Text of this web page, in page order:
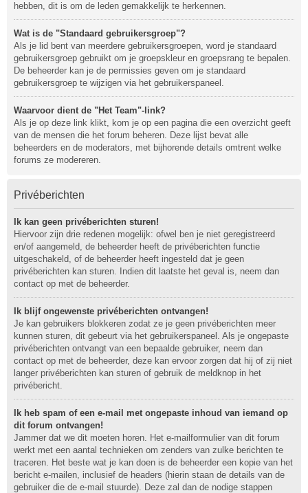
hebben, dit is om de leden gemakkelijk te herkennen.
Wat is de "Standaard gebruikersgroep"?
Als je lid bent van meerdere gebruikersgroepen, word je standaard
gebruikersgroep gebruikt om je groepskleur en groepsrang te bepalen.
De beheerder kan je de permissies geven om je standaard
gebruikersgroep te wijzigen via het gebruikerspaneel.
Waarvoor dient de "Het Team"-link?
Als je op deze link klikt, kom je op een pagina die een overzicht geeft
van de mensen die het forum beheren. Deze lijst bevat alle
beheerders en de moderators, met bijhorende details omtrent welke
forums ze modereren.
Privéberichten
Ik kan geen privéberichten sturen!
Hiervoor zijn drie redenen mogelijk: ofwel ben je niet geregistreerd
en/of aangemeld, de beheerder heeft de privéberichten functie
uitgeschakeld, of de beheerder heeft ingesteld dat je geen
privéberichten kan sturen. Indien dit laatste het geval is, neem dan
contact op met de beheerder.
Ik blijf ongewenste privéberichten ontvangen!
Je kan gebruikers blokkeren zodat ze je geen privéberichten meer
kunnen sturen, dit gebeurt via het gebruikerspaneel. Als je ongepaste
privéberichten ontvangt van een bepaalde gebruiker, neem dan
contact op met de beheerder, deze kan ervoor zorgen dat hij of zij niet
langer privéberichten kan sturen of gebruik de meldknop in het
privébericht.
Ik heb spam of een e-mail met ongepaste inhoud van iemand op
dit forum ontvangen!
Jammer dat we dit moeten horen. Het e-mailformulier van dit forum
werkt met een aantal technieken om zenders van zulke berichten te
traceren. Het beste wat je kan doen is de beheerder een kopie van het
bericht e-mailen, inclusief de headers (hierin staan de details van de
gebruiker die de e-mail stuurde). Deze zal dan de nodige stappen